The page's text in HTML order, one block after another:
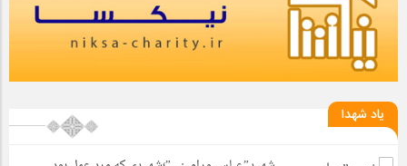
یاد شهدا